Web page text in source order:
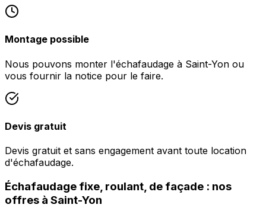
Montage possible
Nous pouvons monter l'échafaudage à Saint-Yon ou
vous fournir la notice pour le faire.
Devis gratuit
Devis gratuit et sans engagement avant toute location
d'échafaudage.
Échafaudage fixe, roulant, de façade : nos
offres à Saint-Yon